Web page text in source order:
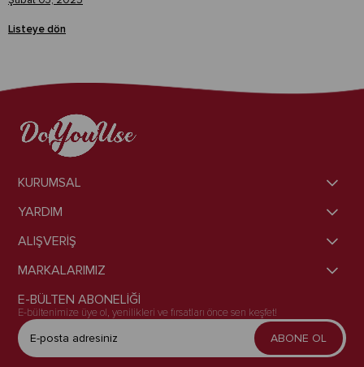
Listeye dön
KURUMSAL
YARDIM
ALIŞVERİŞ
MARKALARIMIZ
E-BÜLTEN ABONELİĞİ
E-bültenimize üye ol, yenilikleri ve fırsatları önce sen keşfet!
ABONE OL